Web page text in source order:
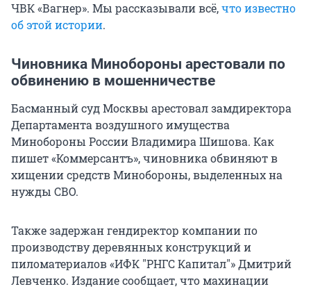
ЧВК «Вагнер». Мы рассказывали всё,что известно
об этой истории.
Чиновника Минобороны арестовали по
обвинению в мошенничестве
Басманный суд Москвы арестовал замдиректора
Департамента воздушного имущества
Минобороны России Владимира Шишова. Как
пишет «Коммерсантъ», чиновника обвиняют в
хищении средств Минобороны, выделенных на
нужды СВО.
Также задержан гендиректор компании по
производству деревянных конструкций и
пиломатериалов «ИФК "РНГС Капитал"» Дмитрий
Левченко. Издание сообщает, что махинации